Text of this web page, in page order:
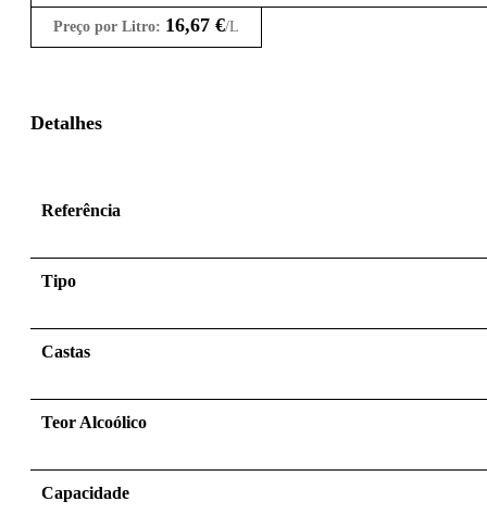
Preço por Litro: 16,67 €/L
Detalhes
Referência
Tipo
Castas
Teor Alcoólico
Capacidade